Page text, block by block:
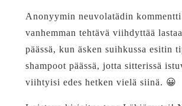
Anonyymin neuvolatädin
vanhemman tehtävä viihdyttää
päässä, kun äsken suihkussa esitin
shampoot päässä, jotta sitterissä
viihtyisi edes hetken vielä siinä. 😀